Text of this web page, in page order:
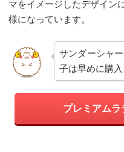
マをイメージしたデザイン
様になっています。
サンダーシャ
子は早めに購入
プレミアム